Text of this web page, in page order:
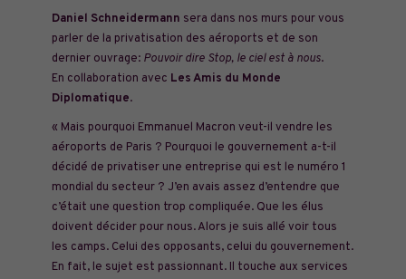
Daniel Schneidermann sera dans nos murs pour vous
parler de la privatisation des aéroports et de son
dernier ouvrage: Pouvoir dire Stop, le ciel est à nous.
En collaboration avec Les Amis du Monde
Diplomatique.
« Mais pourquoi Emmanuel Macron veut-il vendre les
aéroports de Paris ? Pourquoi le gouvernement a-t-il
décidé de privatiser une entreprise qui est le numéro 1
mondial du secteur ? J’en avais assez d’entendre que
c’était une question trop compliquée. Que les élus
doivent décider pour nous. Alors je suis allé voir tous
les camps. Celui des opposants, celui du gouvernement.
En fait, le sujet est passionnant. Il touche aux services